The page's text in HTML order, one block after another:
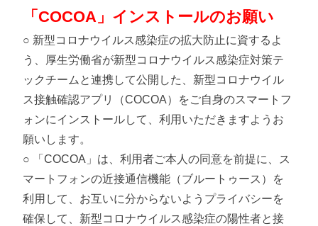
「COCOA」インストールのお願い
○ 新型コロナウイルス感染症の拡大防止に資するよ
う、厚生労働省が新型コロナウイルス感染症対策テ
ックチームと連携して公開した、新型コロナウイル
ス接触確認アプリ（COCOA）をご自身のスマートフ
ォンにインストールして、利用いただきますようお
願いします。
○ 「COCOA」は、利用者ご本人の同意を前提に、ス
マートフォンの近接通信機能（ブルートゥース）を
利用して、お互いに分からないようプライバシーを
確保して、新型コロナウイルス感染症の陽性者と接